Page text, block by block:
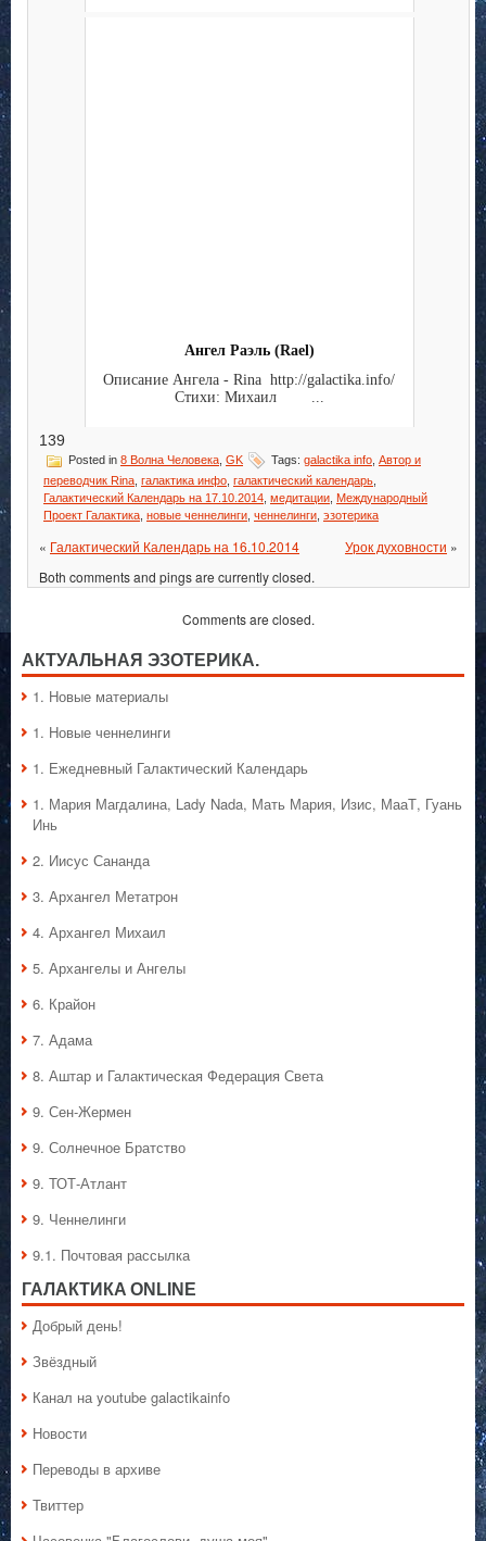
Ангел Раэль (Rael)
Описание Ангела - Rina http://galactika.info/
Стихи: Михаил ...
139
Posted in 8 Волна Человека GK Tags: galactika info Автор и
переводчик Rina галактика инфо галактический календарь
Галактический Календарь на 17.10.2014 медитации Международный
Проект Галактика новые ченнелинги ченнелинги эзотерика
« Галактический Календарь на 16.10.2014 Урок духовности »
Both comments and pings are currently closed.
Comments are closed.
АКТУАЛЬНАЯ ЭЗОТЕРИКА.
1. Hовые материалы
1. Hовые ченнелинги
1. Ежедневный Галактический Календарь
1. Мария Магдалина, Lady Nada, Мать Мария, Изис, МааТ, Гуань
Инь
2. Иисус Сананда
3. Архангел Метатрон
4. Архангел Михаил
5. Архангелы и Ангелы
6. Крайон
7. Адама
8. Аштар и Галактическая Федерация Света
9. Сен-Жермен
9. Солнечное Братство
9. ТОТ-Атлант
9. Ченнелинги
9.1. Почтовая рассылка
ГАЛАКТИКA ONLINE
Добрый день!
Звёздный
Канал на youtube galactikainfo
Новости
Переводы в архиве
Твиттер